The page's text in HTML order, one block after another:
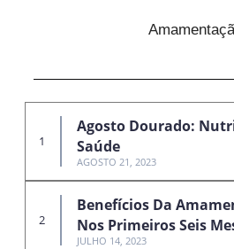
Agosto Dourado:
Saúde
AGOSTO 21, 2023
Benefícios Da
Nos Primeiros Seis
JULHO 14, 2023